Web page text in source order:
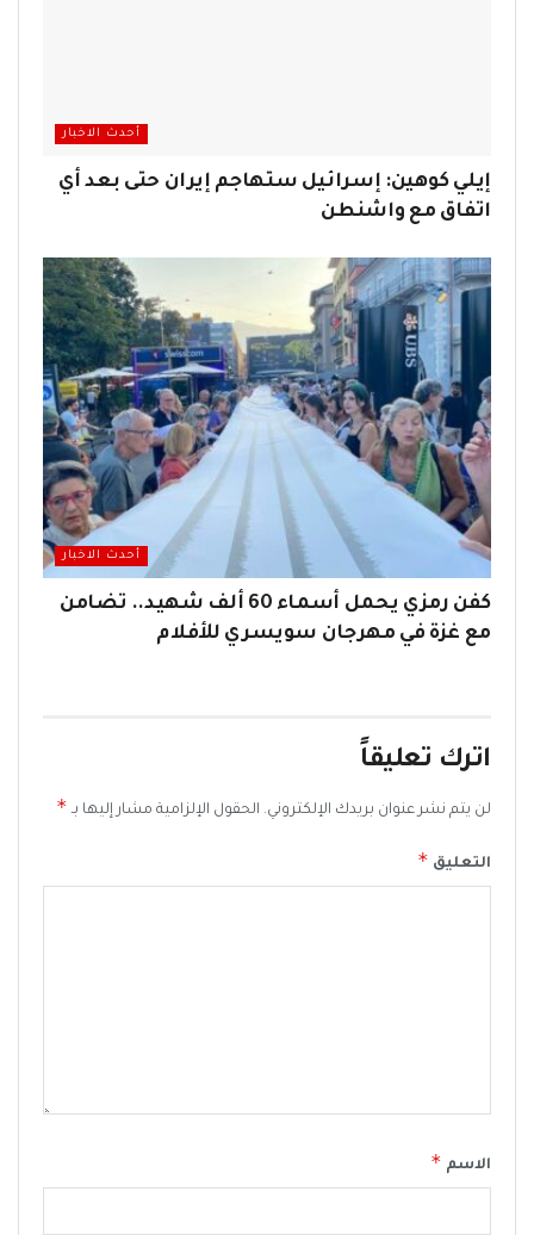
أحدث الاخبار
إيلي كوهين: إسرائيل ستهاجم إيران حتى بعد أي
اتفاق مع واشنطن
أحدث الاخبار
كفن رمزي يحمل أسماء 60 ألف شهيد.. تضامن
مع غزة في مهرجان سويسري للأفلام
اترك تعليقاً
لن يتم نشر عنوان بريدك الإلكتروني. الحقول الإلزامية مشار إليها بـ *
التعليق *
الاسم *